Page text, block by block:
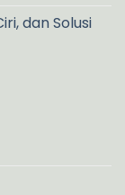
dan Solusi